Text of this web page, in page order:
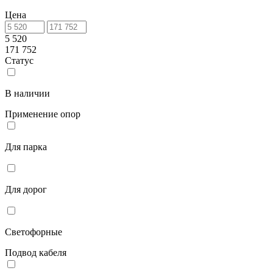
Цена
5 520
171 752
Статус
В наличии
Применение опор
Для парка
Для дорог
Светофорные
Подвод кабеля